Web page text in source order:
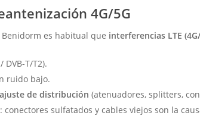
4G/5G
Benidorm es habitual que interferencias LTE
DVB-T/T2).
ruido bajo.
de distribución (atenuadores, splitters,
sulfatados y cables viejos son la